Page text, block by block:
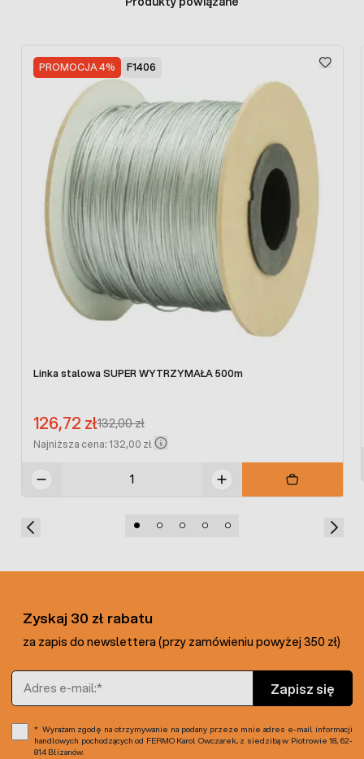
PROMOCJA 4% F1406
Linka stalowa SUPER WYTRZYMAŁA 500m
Cena promocyjna:
126,72 złRegular Price:
132,00 zł
Najniższa cena: 132,00 zł
Zyskaj 30 zł rabatu
za zapis do newslettera (przy zamówieniu powyżej 350 zł)
Adres e-mail
Zapisz się
Wyrażam zgodę na otrzymywanie na podany przeze mnie adres e-mail informacji
handlowych pochodzących od FERMO Karol Owczarek, z siedzibą w Piotrowie 18, 62-
814 Blizanów.